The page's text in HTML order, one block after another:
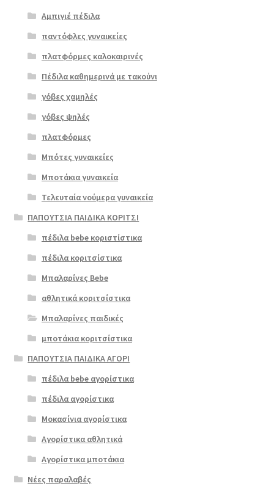
Επιλο
Αμπιγιέ πέδιλα
παντόφλες γυναικείες
πλατφόρμες καλοκαιρινές
Πέδιλα καθημερινά με τακούνι
γόβες χαμηλές
γόβες ψηλές
πλατφόρμες
Μπότες γυναικείες
Μποτάκια γυναικεία
Τελευταία νούμερα γυναικεία
ΠΑΠΟΥΤΣΙΑ ΠΑΙΔΙΚΑ ΚΟΡΙΤΣΙ
πέδιλα bebe κοριστίστικα
πέδιλα κοριτσίστικα
Μπαλαρίνες Bebe
αθλητικά κοριτσίστικα
Μπαλαρίνες παιδικές
μποτάκια κοριτσίστικα
ΠΑΠΟΥΤΣΙΑ ΠΑΙΔΙΚΑ ΑΓΟΡΙ
πέδιλα bebe αγορίστικα
πέδιλα αγορίστικα
Μοκασίνια αγορίστικα
Αγορίστικα αθλητικά
Αγορίστικα μποτάκια
Νέες παραλαβές